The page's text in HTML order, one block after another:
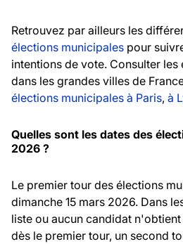
Retrouvez par ailleurs les
élections municipales pour
intentions de vote. Consulter les
dans les grandes villes de
élections municipales à Paris, à
Quelles sont les dates des
2026 ?
Le premier tour des élections
dimanche 15 mars 2026. Dans
liste ou aucun candidat
dès le premier tour, un second